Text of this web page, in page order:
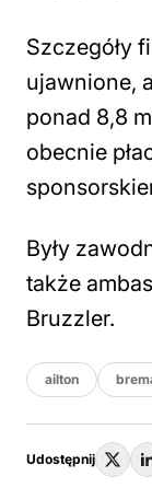
Szczegóły
ujawnione,
ponad 8,8
obecnie
Były
także
Bruzzler.
ailton
Udostępnij